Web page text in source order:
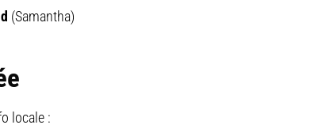
(Samantha)
locale :